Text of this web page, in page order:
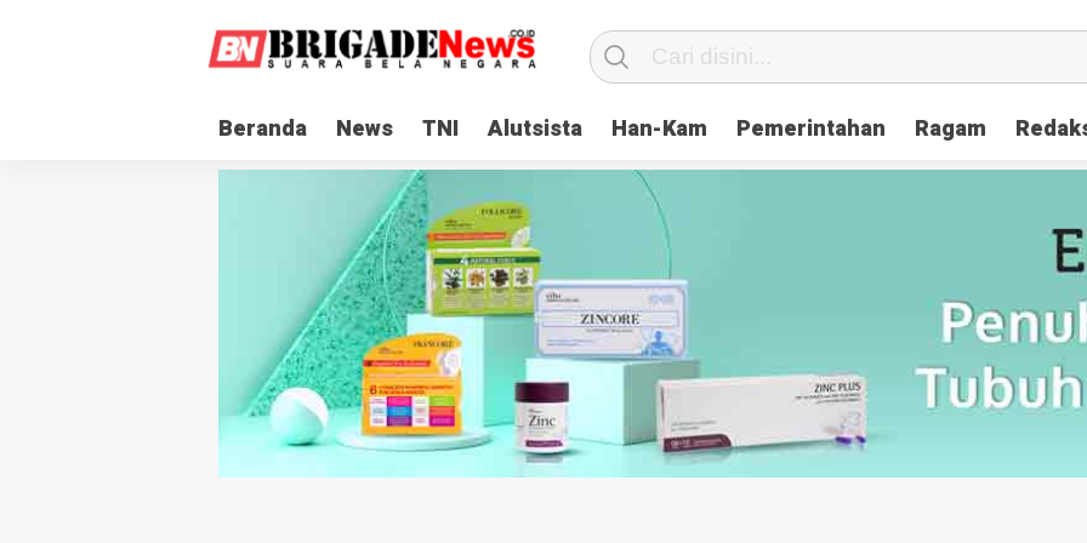
Beranda News TNI Alutsista Han-Kam Pemerintahan Ragam